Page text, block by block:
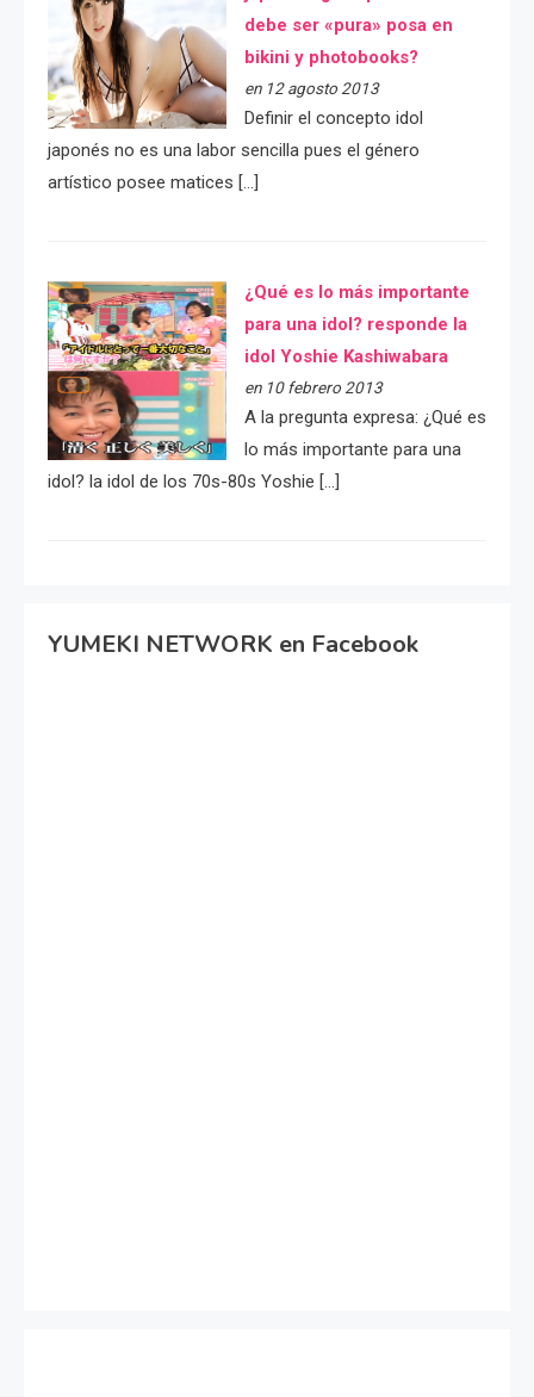
debe ser «pura» posa en
bikini y photobooks?
en 12 agosto 2013
Definir el concepto idol
japonés no es una labor sencilla pues el género
artístico posee matices […]
¿Qué es lo más importante
para una idol? responde la
idol Yoshie Kashiwabara
en 10 febrero 2013
A la pregunta expresa: ¿Qué es
lo más importante para una
idol? la idol de los 70s-80s Yoshie […]
YUMEKI NETWORK en Facebook